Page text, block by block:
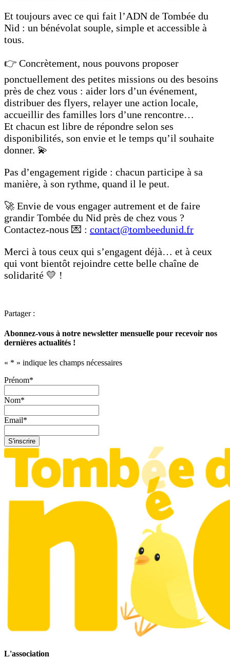
Et toujours avec ce qui fait l’ADN de Tombée du
Nid : un bénévolat souple, simple et accessible à
tous.
👉 Concrètement, nous pouvons proposer
ponctuellement des petites missions ou des besoins
près de chez vous : aider lors d’un événement,
distribuer des flyers, relayer une action locale,
accueillir des familles lors d’une rencontre…
Et chacun est libre de répondre selon ses
disponibilités, son envie et le temps qu’il souhaite
donner. 💫
Pas d’engagement rigide : chacun participe à sa
manière, à son rythme, quand il le peut.
🚀 Envie de vous engager autrement et de faire
grandir Tombée du Nid près de chez vous ?
Contactez-nous 💌 : contact@tombeedunid.fr
Merci à tous ceux qui s’engagent déjà… et à ceux
qui vont bientôt rejoindre cette belle chaîne de
solidarité 💛 !
Partager :
Abonnez-vous à notre newsletter mensuelle pour recevoir nos
dernières actualités !
« * » indique les champs nécessaires
Prénom*
Nom*
Email*
S'inscrire
L'association